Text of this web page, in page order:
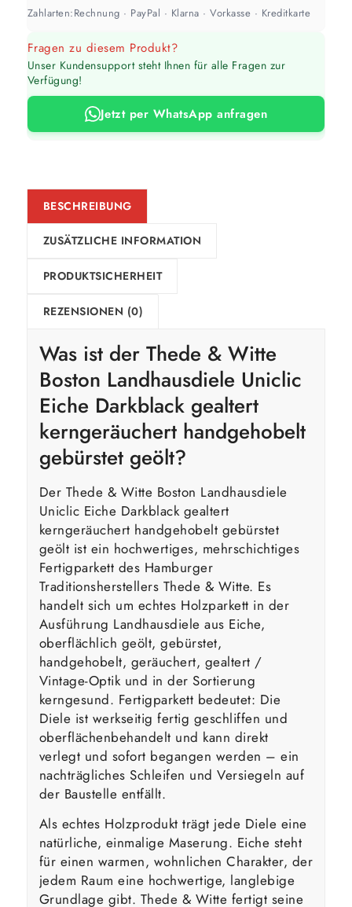
Zahlarten:Rechnung · PayPal · Klarna · Vorkasse · Kreditkarte
Fragen zu diesem Produkt?
Unser Kundensupport steht Ihnen für alle Fragen zur
Verfügung!
Jetzt per WhatsApp anfragen
BESCHREIBUNG
ZUSÄTZLICHE INFORMATION
PRODUKTSICHERHEIT
REZENSIONEN (0)
Was ist der Thede & Witte
Boston Landhausdiele Uniclic
Eiche Darkblack gealtert
kerngeräuchert handgehobelt
gebürstet geölt?
Der Thede & Witte Boston Landhausdiele
Uniclic Eiche Darkblack gealtert
kerngeräuchert handgehobelt gebürstet
geölt ist ein hochwertiges, mehrschichtiges
Fertigparkett des Hamburger
Traditionsherstellers Thede & Witte. Es
handelt sich um echtes Holzparkett in der
Ausführung Landhausdiele aus Eiche,
oberflächlich geölt, gebürstet,
handgehobelt, geräuchert, gealtert /
Vintage-Optik und in der Sortierung
kerngesund. Fertigparkett bedeutet: Die
Diele ist werkseitig fertig geschliffen und
oberflächenbehandelt und kann direkt
verlegt und sofort begangen werden – ein
nachträgliches Schleifen und Versiegeln auf
der Baustelle entfällt.
Als echtes Holzprodukt trägt jede Diele eine
natürliche, einmalige Maserung. Eiche steht
für einen warmen, wohnlichen Charakter, der
jedem Raum eine hochwertige, langlebige
Grundlage gibt. Thede & Witte fertigt seine